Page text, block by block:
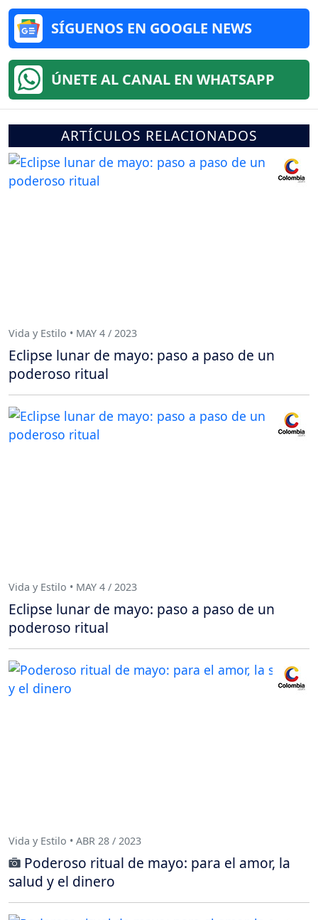
SÍGUENOS EN GOOGLE NEWS
ÚNETE AL CANAL EN WHATSAPP
ARTÍCULOS RELACIONADOS
Vida y Estilo • MAY 4 / 2023
Eclipse lunar de mayo: paso a paso de un
poderoso ritual
Vida y Estilo • MAY 4 / 2023
Eclipse lunar de mayo: paso a paso de un
poderoso ritual
Vida y Estilo • ABR 28 / 2023
Poderoso ritual de mayo: para el amor, la
salud y el dinero